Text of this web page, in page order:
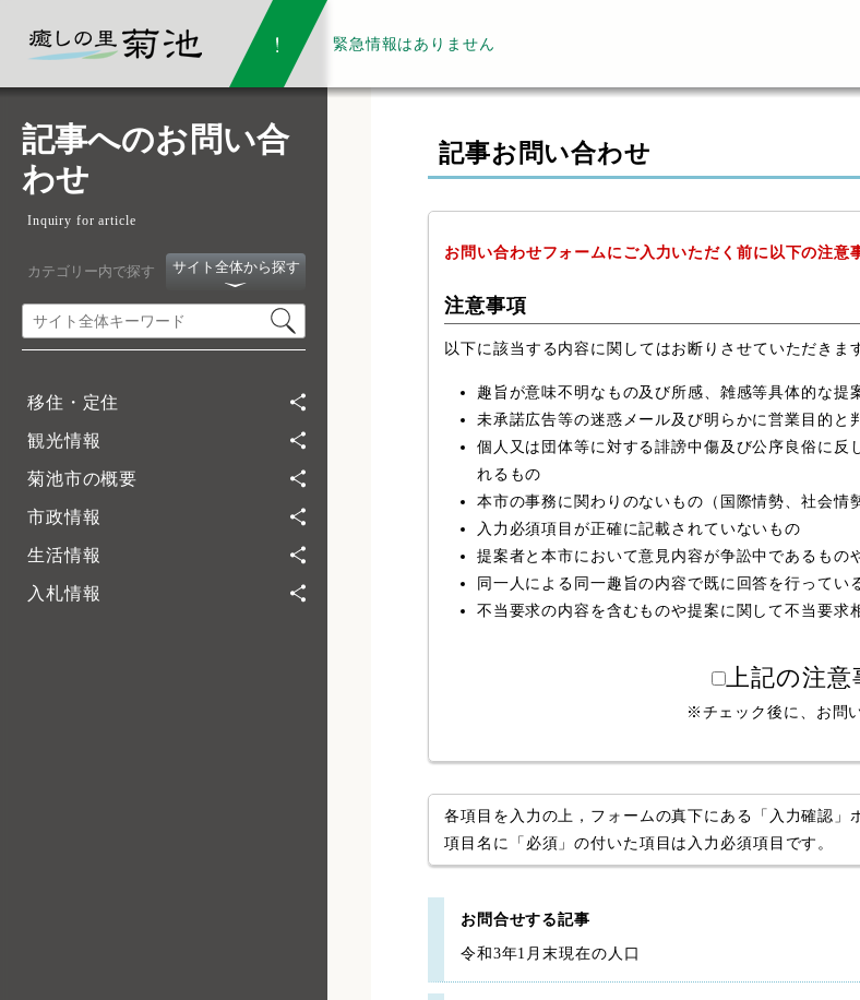
緊急情報はありません
記事へのお問い合
わせ
Inquiry for article
カテゴリー内で探す サイト全体から探す
移住・定住
観光情報
菊池市の概要
市政情報
生活情報
入札情報
記事お問い合わせ
お問い合わせフォームにご入力いただく前に以下の注意
注意事項
以下に該当する内容に関してはお断りさせていただきま
趣旨が意味不明なもの及び所感、雑感等具体的な提
未承諾広告等の迷惑メール及び明らかに営業目的と
個人又は団体等に対する誹謗中傷及び公序良俗に反
れるもの
本市の事務に関わりのないもの（国際情勢、社会情
入力必須項目が正確に記載されていないもの
提案者と本市において意見内容が争訟中であるもの
同一人による同一趣旨の内容で既に回答を行ってい
不当要求の内容を含むものや提案に関して不当要求
上記の注
※チェック後に、お問
各項目を入力の上，フォームの真下にある「入力確認」
項目名に「必須」の付いた項目は入力必須項目です。
お問合せする記事
令和3年1月末現在の人口